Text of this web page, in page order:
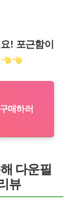
! 포근함이
매하러
다운필
뷰